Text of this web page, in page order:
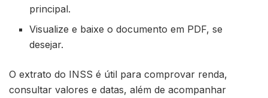
principal.
Visualize e baixe o documento em PDF, se
desejar.
O extrato do INSS é útil para comprovar renda,
consultar valores e datas, além de acompanhar